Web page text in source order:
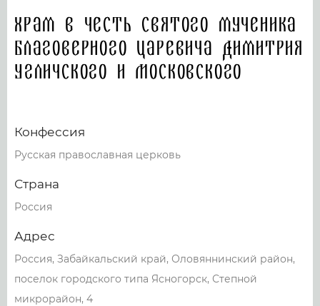
Храм в честь святого мученика
благоверного царевича Димитрия
Угличского и Московского
Конфессия
Русская православная церковь
Страна
Россия
Адрес
Россия, Забайкальский край, Оловяннинский район,
поселок городского типа Ясногорск, Степной
микрорайон, 4